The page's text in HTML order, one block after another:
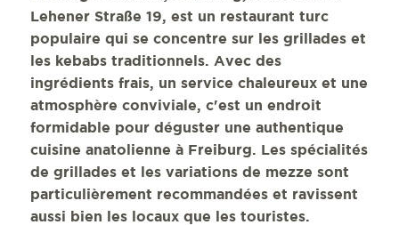
Lehener Straße 19, est un restaurant turc
populaire qui se concentre sur les grillades et
les kebabs traditionnels. Avec des
ingrédients frais, un service chaleureux et une
atmosphère conviviale, c'est un endroit
formidable pour déguster une authentique
cuisine anatolienne à Freiburg. Les spécialités
de grillades et les variations de mezze sont
particulièrement recommandées et ravissent
aussi bien les locaux que les touristes.